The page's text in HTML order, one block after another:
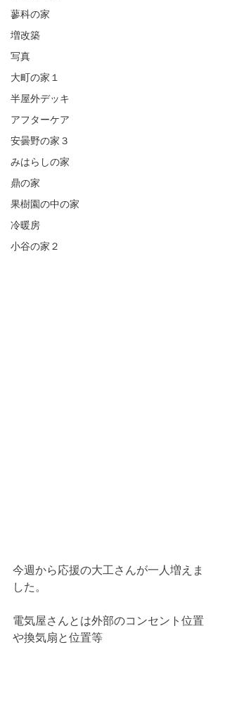
蓼科の家
増改築
写真
大町の家１
半屋外デッキ
アフターケア
安曇野の家３
みはらしの家
鼎の家
果樹園の中の家
冷暖房
小谷の家２
今週から応援の大工さんが一人増えま
した。
電気屋さんとは外部のコンセント位置
や換気扇と位置等